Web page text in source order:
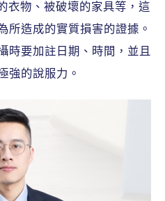
衣物、被破壞的家具等，這
所造成的實質損害的證據。
時要加註日期、時間，並且
強的說服力。